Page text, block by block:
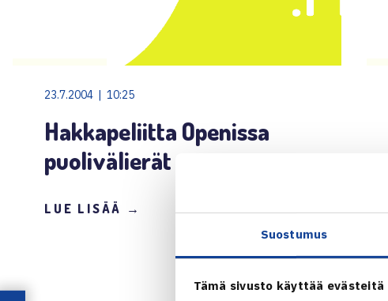
Suostumus
Tämä sivusto käyttää evästeitä
23.7.2004 | 10:25
Hakkapeliitta Openissa
puolivälierät
LUE LISÄÄ →